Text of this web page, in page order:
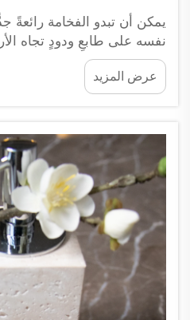
يمكن أن تبدو الفخامة رائعةً
نفسه على طابعٍ ودودٍ تجاه
يرغبون في أن تكون منازلهم
بالبيئة. وتزداد شعبية عناصر
الطبيعي، مثل الرخام
عرض المزيد